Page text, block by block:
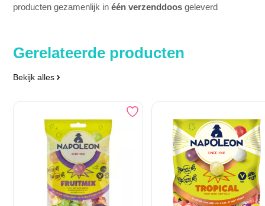
producten gezamenlijk inéén verzenddoos geleverd
Gerelateerde producten
Bekijk alles